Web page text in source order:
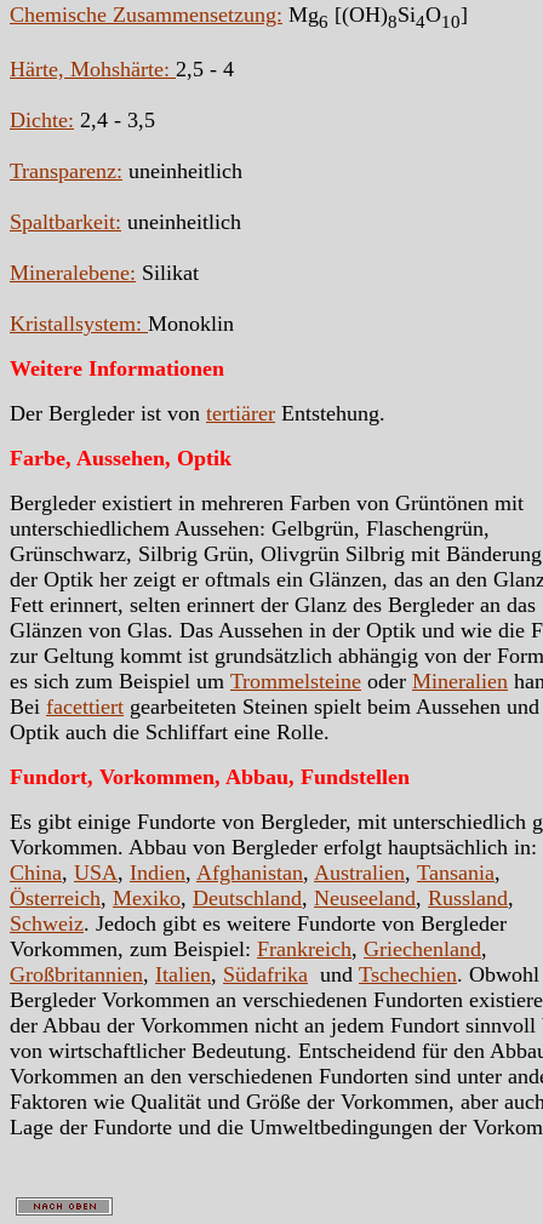
Chemische Zusammensetzung: Mg6 [(OH)8Si4O10]
Härte, Mohshärte: 2,5 - 4
Dichte: 2,4 - 3,5
Transparenz: uneinheitlich
Spaltbarkeit: uneinheitlich
Mineralebene: Silikat
Kristallsystem: Monoklin
Weitere Informationen
Der Bergleder ist von tertiärer Entstehung.
Farbe, Aussehen, Optik
Bergleder existiert in mehreren Farben von Grüntönen mit
unterschiedlichem Aussehen: Gelbgrün, Flaschengrün,
Grünschwarz, Silbrig Grün, Olivgrün Silbrig mit
der Optik her zeigt er oftmals ein Glänzen, das an den
Fett erinnert, selten erinnert der Glanz des Bergleder an das
Glänzen von Glas. Das Aussehen in der Optik und wie die
zur Geltung kommt ist grundsätzlich abhängig von der
es sich zum Beispiel um Trommelsteine oder Mineralien
Bei facettiert gearbeiteten Steinen spielt beim Aussehen
Optik auch die Schliffart eine Rolle.
Fundort, Vorkommen, Abbau, Fundstellen
Es gibt einige Fundorte von Bergleder, mit unterschiedlich
Vorkommen. Abbau von Bergleder erfolgt hauptsächlich in:
China, USA, Indien, Afghanistan, Australien, Tansania,
Österreich, Mexiko, Deutschland, Neuseeland, Russland,
Schweiz. Jedoch gibt es weitere Fundorte von Bergleder
Vorkommen, zum Beispiel: Frankreich, Griechenland,
Großbritannien, Italien, Südafrika und Tschechien. Obwohl
Bergleder Vorkommen an verschiedenen Fundorten
der Abbau der Vorkommen nicht an jedem Fundort sinnvoll
von wirtschaftlicher Bedeutung. Entscheidend für den
Vorkommen an den verschiedenen Fundorten sind unter
Faktoren wie Qualität und Größe der Vorkommen, aber
Lage der Fundorte und die Umweltbedingungen der